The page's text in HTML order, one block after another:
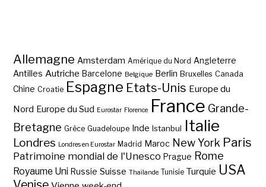
Allemagne Amsterdam Amérique du Nord Angleterre
Antilles Autriche Barcelone Belgique Berlin Bruxelles Canada
Chine Croatie Espagne Etats-Unis Europe du
Nord Europe du Sud Eurostar Florence France Grande-
Bretagne Grèce Guadeloupe Inde Istanbul Italie
Londres Londres en Eurostar Madrid Maroc New York Paris
Patrimoine mondial de l'Unesco Prague Rome
Royaume Uni Russie Suisse Thaïlande Tunisie Turquie USA